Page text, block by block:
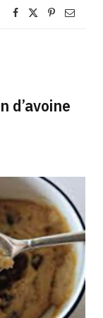
d’avoine